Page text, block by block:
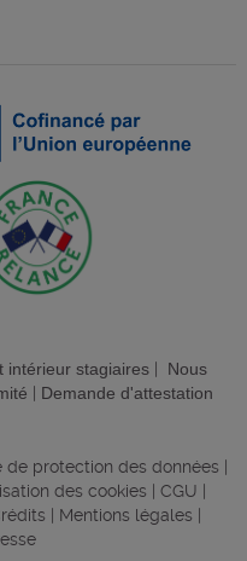
intérieur stagiaires| Nous
Demande d'attestation
de protection des données
des cookies CGU
Mentions légales